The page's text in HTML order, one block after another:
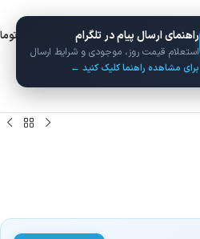
ورود / ثبت نام
راهنمای ارسال پیام در تلگرام
استعلام قیمت روز، موجودی و شرایط ارسال
برای مشاهده راهنما کلیک کنید ←